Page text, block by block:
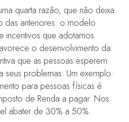
quarta razão, que não deixa
das anteriores: o modelo
incentivos que adotamos
o desenvolvimento da
que as pessoas esperem
seus problemas. Um exemplo:
para pessoas físicas é
de Renda a pagar. Nos
abater de 30% a 50%.